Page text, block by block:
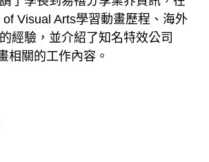
Visual Arts學習動畫歷程、海外
經驗，並介紹了知名特效公司
相關的工作內容。